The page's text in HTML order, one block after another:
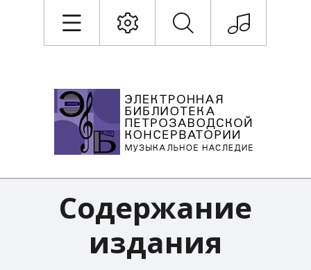
Содержание
издания